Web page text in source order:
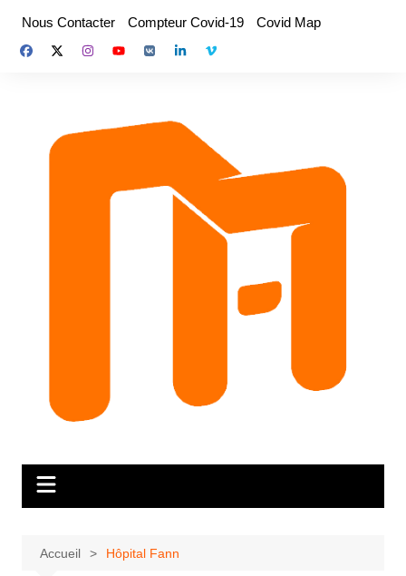
contenu
Nous Contacter Compteur Covid-19 Covid Map
Accueil Hôpital Fann